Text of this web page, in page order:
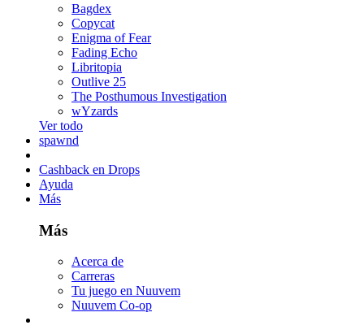
Bagdex
Copycat
Enigma of Fear
Fading Echo
Libritopia
Outlive 25
The Posthumous Investigation
wYzards
Ver todo
spawnd
Cashback en Drops
Ayuda
Más
Más
Acerca de
Carreras
Tu juego en Nuuvem
Nuuvem Co-op